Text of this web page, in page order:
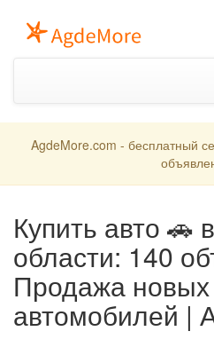
AgdeMore.com - бесплатный
Купить авто 🚗
области: 140
Продажа новых
автомобилей |